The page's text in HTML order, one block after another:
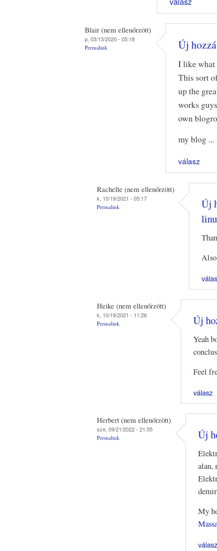
Blair (nem ellenőrzött)
p, 03/13/2020 - 05:18
Permalink Új
I like what
This sort
up the
works
own
my blog ...
válasz
Rachelle (nem ellenőrzött)
k, 10/19/2021 - 05:17
Permalink
Új
Heike (nem ellenőrzött)
k, 10/19/2021 - 11:26
Permalink Új
Yeah
Feel
válasz
Herbert (nem ellenőrzött)
sze, 09/21/2022 - 21:55
Permalink Új
alan,
My
válasz